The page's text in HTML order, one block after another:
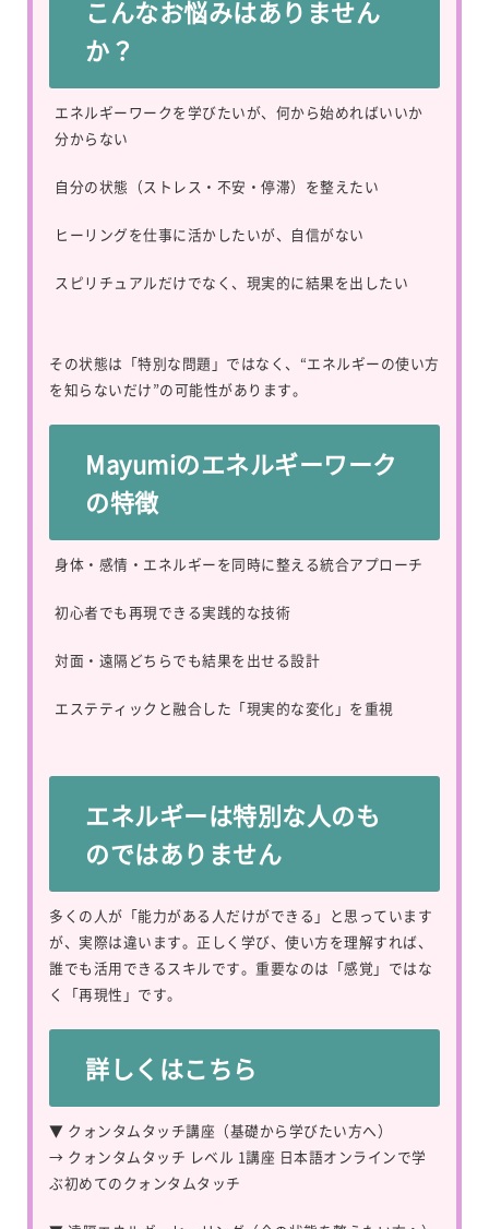
こんなお悩みはありません
か？
エネルギーワークを学びたいが、何から始めればいいか
分からない
自分の状態（ストレス・不安・停滞）を整えたい
ヒーリングを仕事に活かしたいが、自信がない
スピリチュアルだけでなく、現実的に結果を出したい
その状態は「特別な問題」ではなく、“エネルギーの使い方
を知らないだけ”の可能性があります。
Mayumiのエネルギーワーク
の特徴
身体・感情・エネルギーを同時に整える統合アプローチ
初心者でも再現できる実践的な技術
対面・遠隔どちらでも結果を出せる設計
エステティックと融合した「現実的な変化」を重視
エネルギーは特別な人のも
のではありません
多くの人が「能力がある人だけができる」と思っています
が、実際は違います。正しく学び、使い方を理解すれば、
誰でも活用できるスキルです。重要なのは「感覚」ではな
く「再現性」です。
詳しくはこちら
▼ クォンタムタッチ講座（基礎から学びたい方へ）
→ クォンタムタッチ レベル 1講座 日本語オンラインで学
ぶ初めてのクォンタムタッチ